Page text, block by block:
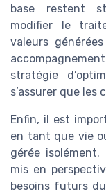
base restent
modifier le
valeurs
stratégie
s’assurer que
Enfin, il est
en tant que vie
gérée
mis en
besoins futurs